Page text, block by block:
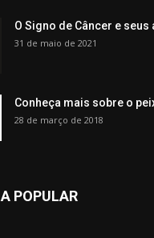
O Signo de Câncer e seus
31 de maio de 2021
Conheça mais sobre o
28 de março de 2018
POPULAR